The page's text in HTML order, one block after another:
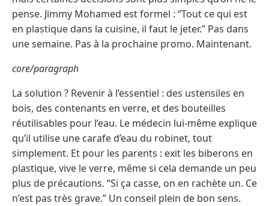
pense. Jimmy Mohamed est formel : “Tout ce qui est
en plastique dans la cuisine, il faut le jeter.” Pas dans
une semaine. Pas à la prochaine promo. Maintenant.
core/paragraph
La solution ? Revenir à l’essentiel : des ustensiles en
bois, des contenants en verre, et des bouteilles
réutilisables pour l’eau. Le médecin lui-même explique
qu’il utilise une carafe d’eau du robinet, tout
simplement. Et pour les parents : exit les biberons en
plastique, vive le verre, même si cela demande un peu
plus de précautions. “Si ça casse, on en rachète un. Ce
n’est pas très grave.” Un conseil plein de bon sens.